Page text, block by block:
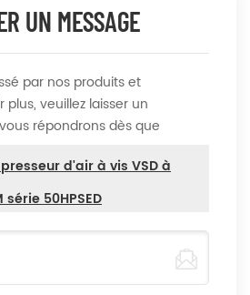
UN MESSAGE
par nos produits et
veuillez laisser un
répondrons dès que
d'air à vis VSD à
50HPSED